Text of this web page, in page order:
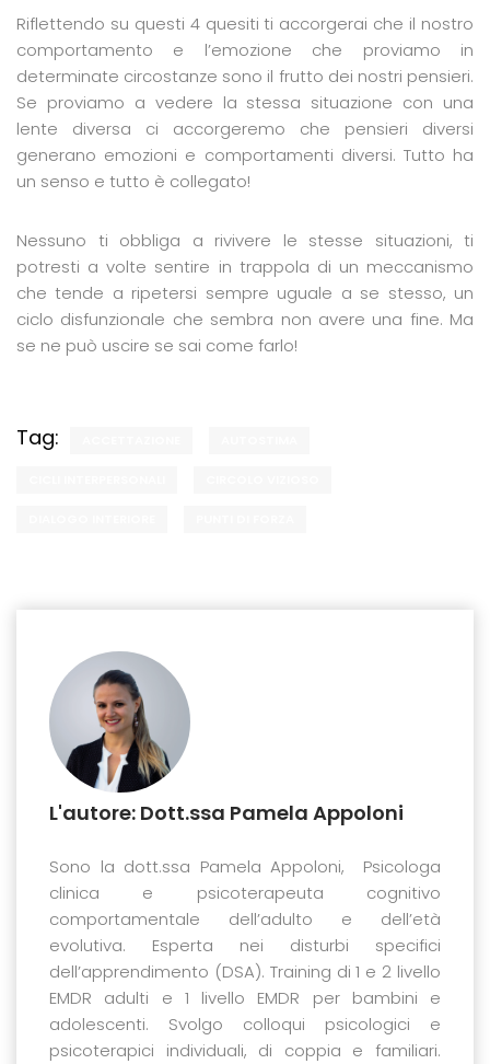
Riflettendo su questi 4 quesiti ti accorgerai che il nostro
comportamento e l’emozione che proviamo in
determinate circostanze sono il frutto dei nostri pensieri.
Se proviamo a vedere la stessa situazione con una
lente diversa ci accorgeremo che pensieri diversi
generano emozioni e comportamenti diversi. Tutto ha
un senso e tutto è collegato!
Nessuno ti obbliga a rivivere le stesse situazioni, ti
potresti a volte sentire in trappola di un meccanismo
che tende a ripetersi sempre uguale a se stesso, un
ciclo disfunzionale che sembra non avere una fine. Ma
se ne può uscire se sai come farlo!
Tag:
L'autore: Dott.ssa Pamela Appoloni
Sono la dott.ssa Pamela Appoloni, Psicologa
clinica e psicoterapeuta cognitivo
comportamentale dell’adulto e dell’età
evolutiva. Esperta nei disturbi specifici
dell’apprendimento (DSA). Training di 1 e 2 livello
EMDR adulti e 1 livello EMDR per bambini e
adolescenti. Svolgo colloqui psicologici e
psicoterapici individuali, di coppia e familiari.